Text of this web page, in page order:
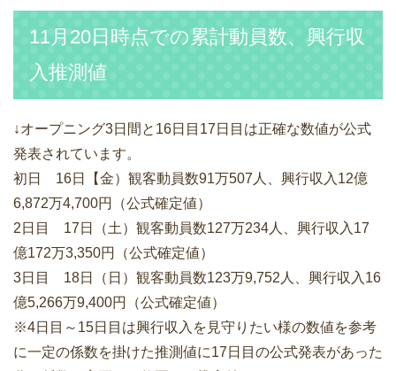
11月20日時点での累計動員数、興行収
入推測値
↓オープニング3日間と16日目17日目は正確な数値が公式
発表されています。
初日 16日【金）観客動員数91万507人、興行収入12億
6,872万4,700円（公式確定値）
2日目 17日（土）観客動員数127万234人、興行収入17
億172万3,350円（公式確定値）
3日目 18日（日）観客動員数123万9,752人、興行収入16
億5,266万9,400円（公式確定値）
※4日目～15日目は興行収入を見守りたい様の数値を参考
に一定の係数を掛けた推測値に17日目の公式発表があった